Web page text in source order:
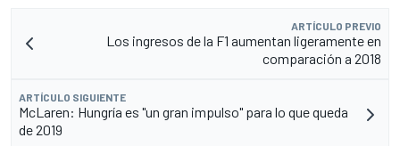
ARTÍCULO PREVIO
Los ingresos de la F1 aumentan ligeramente en
comparación a 2018
ARTÍCULO SIGUIENTE
McLaren: Hungría es "un gran impulso" para lo que queda
de 2019